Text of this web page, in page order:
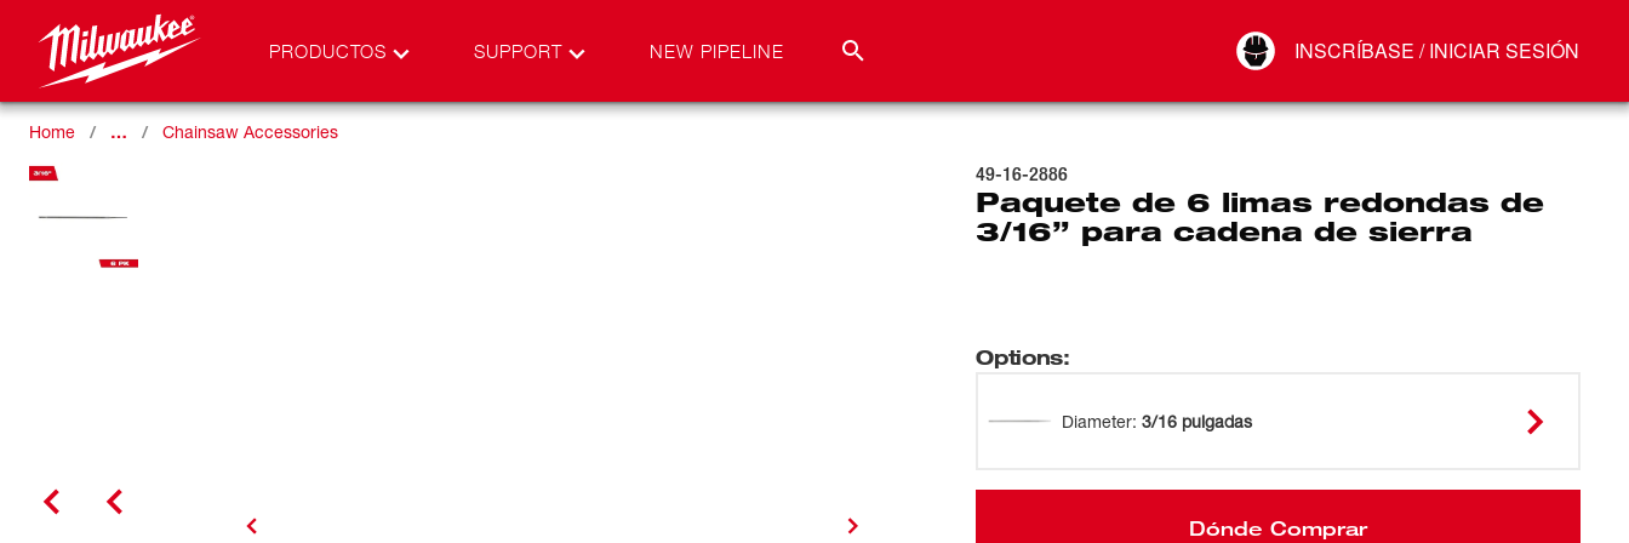
PRODUCTOS SUPPORT NEW PIPELINE INSCRÍBASE / INICIAR SESIÓN
Conectar
Home … Chainsaw Accessories
49-16-2886
Paquete de 6 limas redondas de
3/16” para cadena de sierra
Options:
Diameter: 3/16 pulgadas
Dónde Comprar